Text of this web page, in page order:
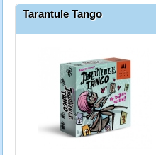
Tarantule Tango